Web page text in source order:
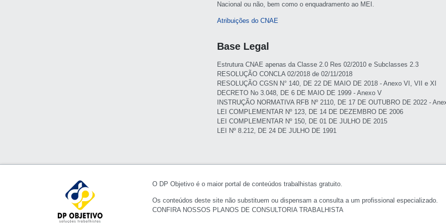
Nacional ou não, bem como o enquadramento ao MEI.
Atribuições do CNAE
Base Legal
Estrutura CNAE apenas da Classe 2.0 Res 02/2010 e Subclasses 2.3
RESOLUÇÃO CONCLA 02/2018 de 02/11/2018
RESOLUÇÃO CGSN N° 140, DE 22 DE MAIO DE 2018 - Anexo VI, VII e XI
DECRETO No 3.048, DE 6 DE MAIO DE 1999 - Anexo V
INSTRUÇÃO NORMATIVA RFB Nº 2110, DE 17 DE OUTUBRO DE 2022 -
LEI COMPLEMENTAR Nº 123, DE 14 DE DEZEMBRO DE 2006
LEI COMPLEMENTAR Nº 150, DE 01 DE JULHO DE 2015
LEI Nº 8.212, DE 24 DE JULHO DE 1991
O DP Objetivo é o maior portal de conteúdos trabalhistas gratuito.
Os conteúdos deste site não substituem ou dispensam a consulta a um profissional especializado.
CONFIRA NOSSOS PLANOS DE CONSULTORIA TRABALHISTA